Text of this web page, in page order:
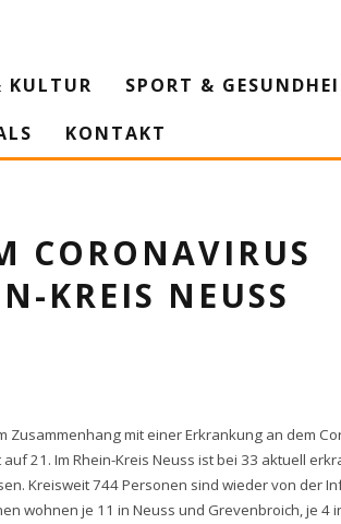
KULTUR SPORT &
KONTAKT
CORONAVIRUS
KREIS NEUSS
Zusammenhang mit einer Erkrankung an dem
21. Im Rhein-Kreis Neuss ist bei 33 aktuell
Kreisweit 744 Personen sind wieder von der
wohnen je 11 in Neuss und Grevenbroich, je 4